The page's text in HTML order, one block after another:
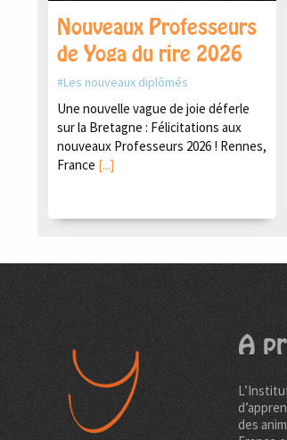
Nouveaux Professeurs
de Yoga du rire 2026
Les nouveaux diplômés
Une nouvelle vague de joie déferle
sur la Bretagne : Félicitations aux
nouveaux Professeurs 2026 ! Rennes,
France [...]
A
des